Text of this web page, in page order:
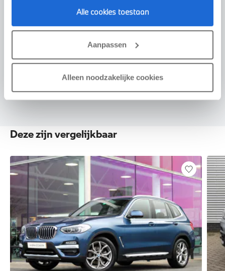
Alle cookies toestaan
Aanpassen
Alleen noodzakelijke cookies
VOORSTEL AANVRAGEN
Deze zijn vergelijkbaar